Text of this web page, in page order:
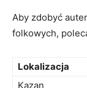
Aby zdobyć
folkowych,
Lokalizacja
Kazan